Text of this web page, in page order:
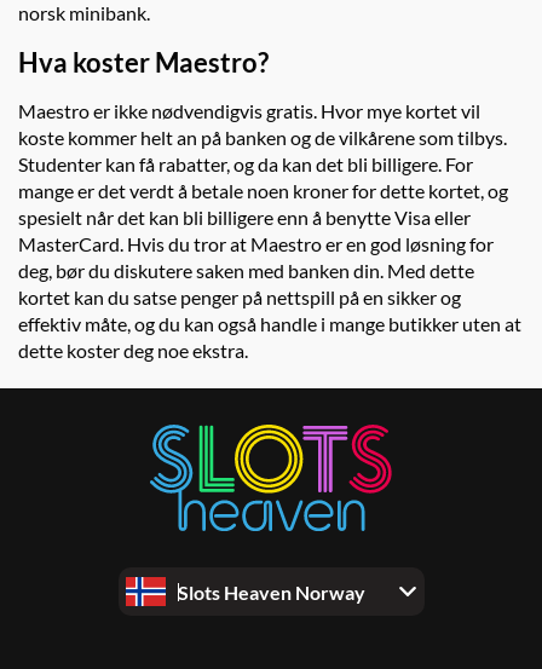
norsk minibank.
Hva koster Maestro?
Maestro er ikke nødvendigvis gratis. Hvor mye kortet vil
koste kommer helt an på banken og de vilkårene som tilbys.
Studenter kan få rabatter, og da kan det bli billigere. For
mange er det verdt å betale noen kroner for dette kortet, og
spesielt når det kan bli billigere enn å benytte Visa eller
MasterCard. Hvis du tror at Maestro er en god løsning for
deg, bør du diskutere saken med banken din. Med dette
kortet kan du satse penger på nettspill på en sikker og
effektiv måte, og du kan også handle i mange butikker uten at
dette koster deg noe ekstra.
Slots Heaven Norway